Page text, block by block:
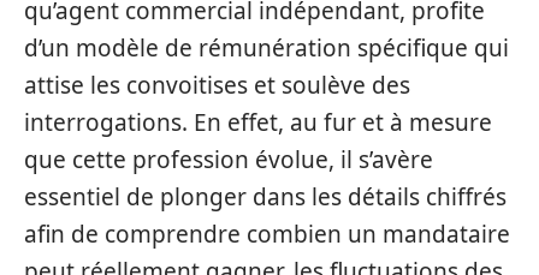
qu’agent commercial indépendant, profite
d’un modèle de rémunération spécifique qui
attise les convoitises et soulève des
interrogations. En effet, au fur et à mesure
que cette profession évolue, il s’avère
essentiel de plonger dans les détails chiffrés
afin de comprendre combien un mandataire